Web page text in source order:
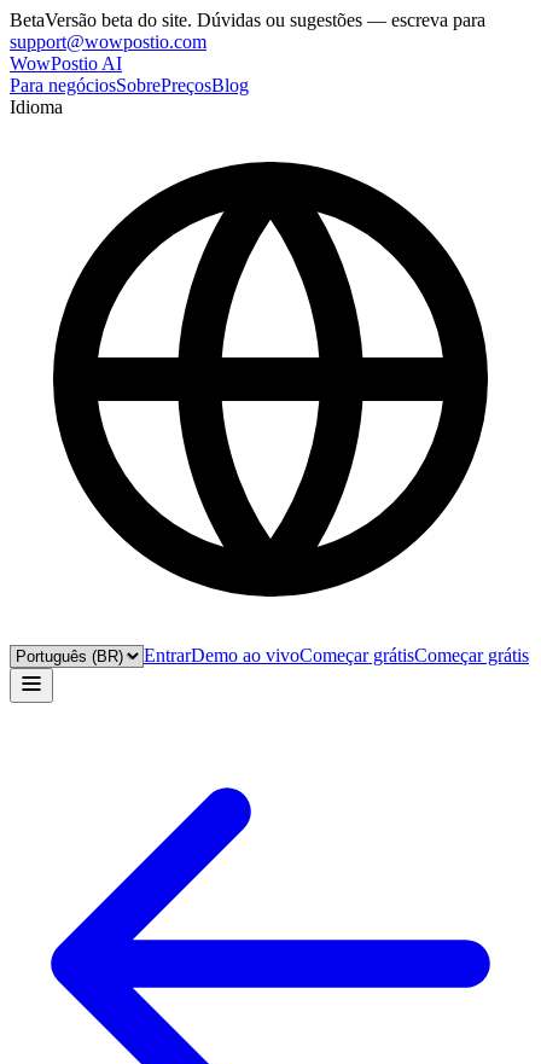
BetaVersão beta do site. Dúvidas ou sugestões — escreva para
support@wowpostio.com
WowPostio AI
Para negóciosSobrePreçosBlog
Idioma
EntrarDemo ao vivoComeçar grátisComeçar grátis